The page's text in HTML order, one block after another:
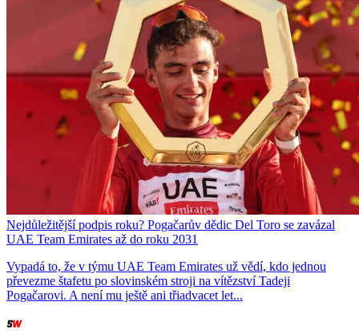
Nejdůležitější podpis roku? Pogačarův dědic Del Toro se zavázal
UAE Team Emirates až do roku 2031
Vypadá to, že v týmu UAE Team Emirates už vědí, kdo jednou
převezme štafetu po slovinském stroji na vítězství Tadeji
Pogačarovi. A není mu ještě ani třiadvacet let...